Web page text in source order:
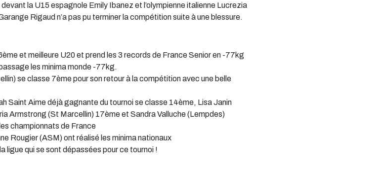
devant la U15 espagnole Emily Ibanez et l’olympienne italienne Lucrezia
Rigaud n’a pas pu terminer la compétition suite à une blessure.
et meilleure U20 et prend les 3 records de France Senior en -77kg
les minima monde -77kg.
se classe 7ème pour son retour à la compétition avec une belle
Saint Aime déjà gagnante du tournoi se classe 14ème, Lisa Janin
Armstrong (St Marcellin) 17ème et Sandra Valluche (Lempdes)
championnats de France
Rougier (ASM) ont réalisé les minima nationaux
ligue qui se sont dépassées pour ce tournoi !